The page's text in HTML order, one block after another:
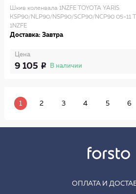
Шкив коленвала 1NZFE TOYOTA YARIS
KSP90/NLP90/NSP90/SCP90/NCP90 05-11
1NZFE
Доставка: Завтра
Цена
9 105 В наличии
1 2 3 4 5 6
ОПЛАТА И